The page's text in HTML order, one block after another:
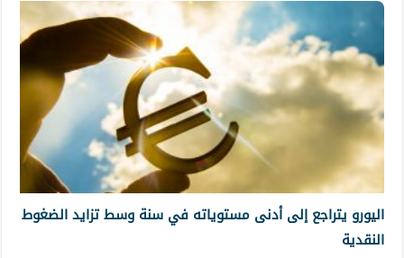
اليورو يتراجع إلى أدنى مستوياته في سنة وسط تزايد الضغوط
النقدية